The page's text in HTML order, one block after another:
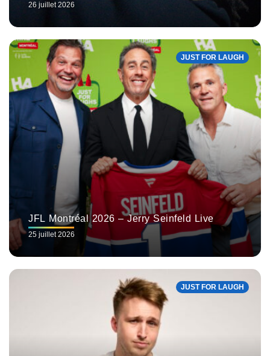
26 juillet 2026
JUST FOR LAUGH
JFL Montréal 2026 – Jerry Seinfeld Live
25 juillet 2026
JUST FOR LAUGH